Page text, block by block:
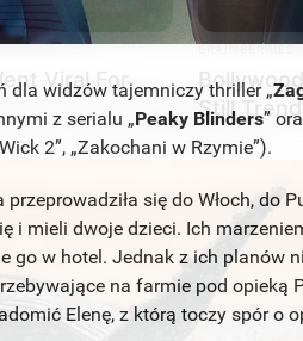
dla widzów tajemniczy thriller „
z serialu „Peaky Blinders”
2”, „Zakochani w Rzymie”).
przeprowadziła się do Włoch, do
i mieli dwoje dzieci. Ich
go w hotel. Jednak z ich planów
na farmie pod opieką
Elenę, z którą toczy spór o
Viral For
Still